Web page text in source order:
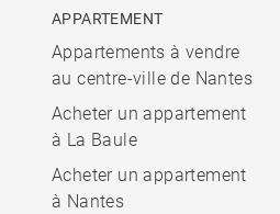
APPARTEMENT
Appartements à vendre
au centre-ville de Nantes
Acheter un appartement
à La Baule
Acheter un appartement
à Nantes